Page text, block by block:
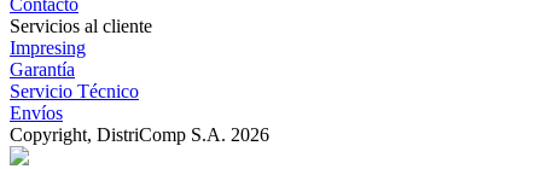
Contacto
Servicios al cliente
Impresing
Garantía
Servicio Técnico
Envíos
Copyright, DistriComp S.A. 2026